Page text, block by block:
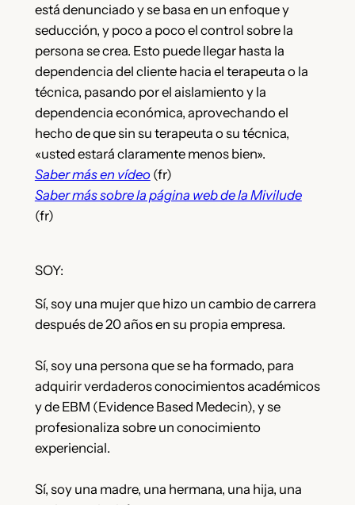
está denunciado y se basa en un enfoque y
seducción, y poco a poco el control sobre la
persona se crea. Esto puede llegar hasta la
dependencia del cliente hacia el terapeuta o la
técnica, pasando por el aislamiento y la
dependencia económica, aprovechando el
hecho de que sin su terapeuta o su técnica,
«usted estará claramente menos bien».
Saber más en vídeo(fr)
Saber más sobre la página web de la Mivilude
(fr)
SOY:
Sí, soy una mujer que hizo un cambio de carrera
después de 20 años en su propia empresa.
Sí, soy una persona que se ha formado, para
adquirir verdaderos conocimientos académicos
y de EBM (Evidence Based Medecin), y se
profesionaliza sobre un conocimiento
experiencial.
Sí, soy una madre, una hermana, una hija, una